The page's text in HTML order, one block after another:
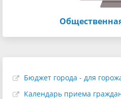
Бюджет города - для
Календарь приема